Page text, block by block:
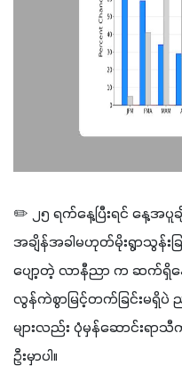
✏️ ၂၅ ရက်နေ့ပြီးရင် နေ့အပူခ
အချိန်အခါမဟုတ်မိုးရွာသွန်းခ
ပျော့တဲ့ လာနီညာ က ဆက်ရှိနေ
လွန်ကဲစွာမြင့်တက်ခြင်းမရှိ
များလည်း ပုံမှန်ဆောင်းရ
ဦးမှာပါ။